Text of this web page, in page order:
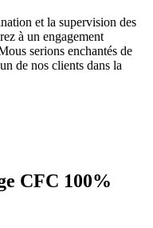
et la supervision des
à un engagement
serions enchantés de
de nos clients dans la
CFC 100%